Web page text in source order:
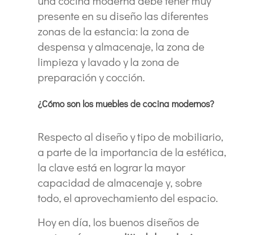
presente en su diseño las diferentes
zonas de la estancia: la zona de
despensa y almacenaje, la zona de
limpieza y lavado y la zona de
preparación y cocción.
¿Cómo son los muebles de cocina modernos?
Respecto al diseño y tipo de mobiliario,
a parte de la importancia de la estética,
la clave está en lograr la mayor
capacidad de almacenaje y, sobre
todo, el aprovechamiento del espacio.
Hoy en día, los buenos diseños de